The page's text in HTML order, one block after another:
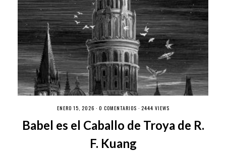
ENERO 15, 2026 · 0 COMENTARIOS · 2444 VIEWS
Babel es el Caballo de Troya de R.
F. Kuang